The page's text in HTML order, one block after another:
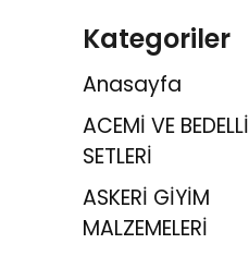
Kategoriler
Anasayfa
ACEMİ VE
SETLERİ
ASKERİ GİYİM
MALZEMELERİ